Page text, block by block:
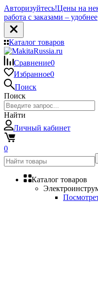
Авторизуйтесь!Цены на
работа с заказами – удобнее
Каталог товаров
Сравнение0
Избранное0
Поиск
Поиск
Найти
Личный кабинет
0
Каталог товаров